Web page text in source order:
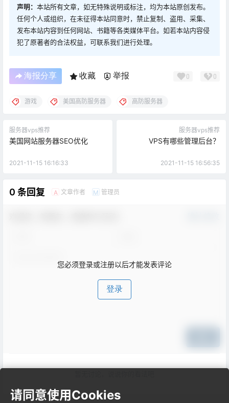
声明： 本站所有文章，如无特殊说明或标注，均为本站原创发布。
任何个人或组织，在未征得本站同意时，禁止复制、盗用、采集、
发布本站内容到任何网站、书籍等各类媒体平台。如若本站内容侵
犯了原著者的合法权益，可联系我们进行处理。
海报分享 收藏 举报 0 0
游戏 美国高防服务器 高防服务器
服务器vps推荐
美国网站服务器SEO优化
2021-11-15 16:16:33
服务器vps推荐
VPS有哪些管理后台？
2021-11-15 16:56:35
0 条回复 A 文章作者 M 管理员
您必须登录或注册以后才能发表评论
登录
请同意使用Cookies